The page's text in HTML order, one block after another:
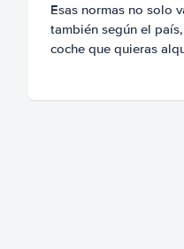
Esas normas no solo
también según el
coche que quieras